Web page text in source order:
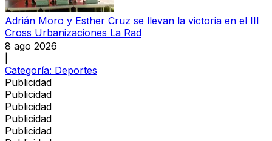
Adrián Moro y Esther Cruz se llevan la victoria en el III
Cross Urbanizaciones La Rad
8 ago 2026
Categoría: Deportes
Publicidad
Publicidad
Publicidad
Publicidad
Publicidad